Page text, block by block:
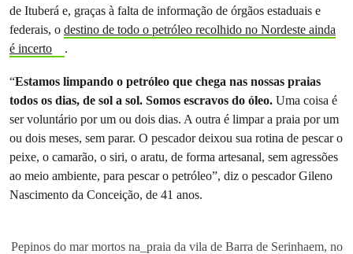
de Ituberá e, graças à falta de informação de órgãos estaduais e
federais, o destino de todo o petróleo recolhido no Nordeste ainda
é incerto
.
“Estamos limpando o petróleo que chega nas nossas praias
todos os dias, de sol a sol. Somos escravos do óleo. Uma coisa é
ser voluntário por um ou dois dias. A outra é limpar a praia por um
ou dois meses, sem parar. O pescador deixou sua rotina de pescar o
peixe, o camarão, o siri, o aratu, de forma artesanal, sem agressões
ao meio ambiente, para pescar o petróleo”, diz o pescador Gileno
Nascimento da Conceição, de 41 anos.
Pepinos do mar mortos na_praia da vila de Barra de Serinhaem, no